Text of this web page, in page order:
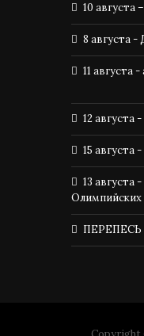
10 августа
8 августа -
11 августа
12 августа
15 августа
13 августа
Олимпийских